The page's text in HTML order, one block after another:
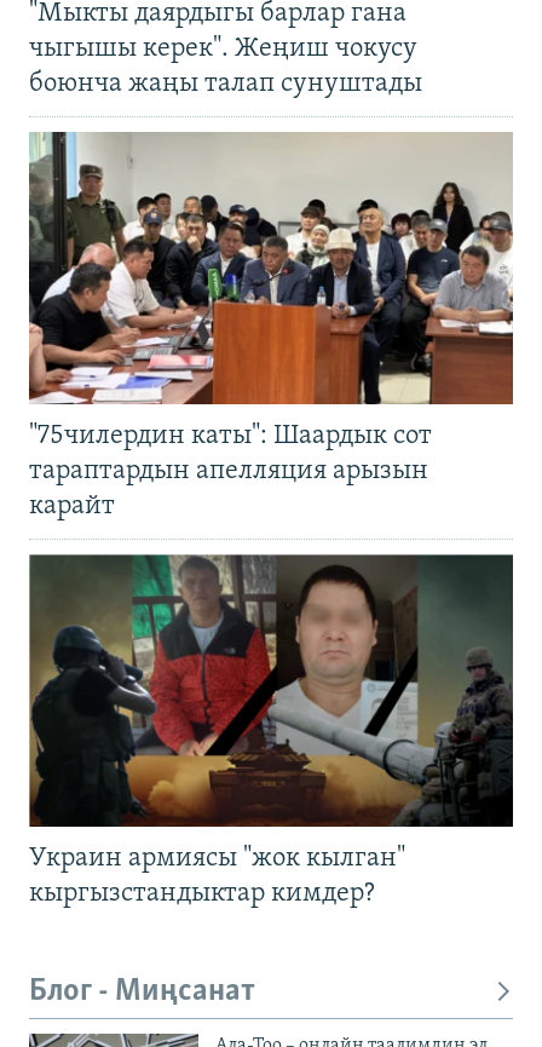
"Мыкты даярдыгы барлар гана
чыгышы керек". Жеңиш чокусу
боюнча жаңы талап сунуштады
"75чилердин каты": Шаардык сот
тараптардын апелляция арызын
карайт
Украин армиясы "жок кылган"
кыргызстандыктар кимдер?
Блог - Миңсанат